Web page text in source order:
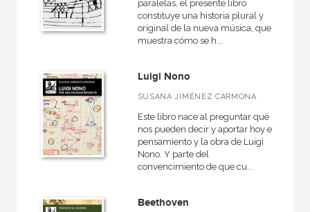
MATERIAS
Moderna
Musicas del mundo
Teoría de la música
General
Danza
paralelas, el presente libro
constituye una historia plural y
original de la nueva música, que
muestra cómo se h...
Luigi Nono
SUSANA JIMÉNEZ CARMONA
Este libro nace al preguntar qué
nos pueden decir y aportar hoy el
pensamiento y la obra de Luigi
Nono. Y parte del
convencimiento de que cu...
Beethoven